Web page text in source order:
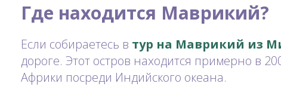
Где находится Маврикий?
Если собираетесь в тур на Маврикий из
дороге. Этот остров находится примерно в
Африки посреди Индийского океана.